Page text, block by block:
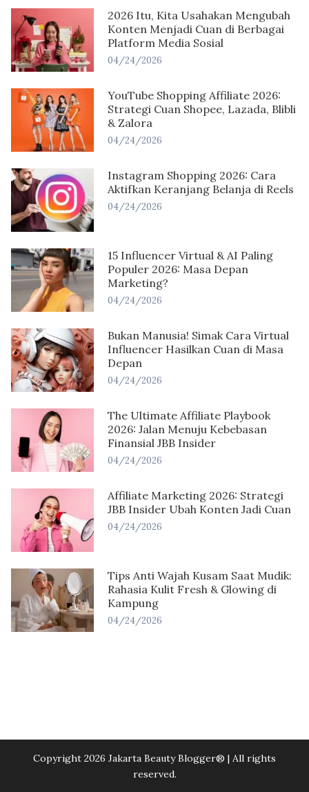
2026 Itu, Kita Usahakan Mengubah
Konten Menjadi Cuan di Berbagai
Platform Media Sosial
04/24/2026
YouTube Shopping Affiliate 2026:
Strategi Cuan Shopee, Lazada, Blibli
& Zalora
04/24/2026
Instagram Shopping 2026: Cara
Aktifkan Keranjang Belanja di Reels
04/24/2026
15 Influencer Virtual & AI Paling
Populer 2026: Masa Depan
Marketing?
04/24/2026
Bukan Manusia! Simak Cara Virtual
Influencer Hasilkan Cuan di Masa
Depan
04/24/2026
The Ultimate Affiliate Playbook
2026: Jalan Menuju Kebebasan
Finansial JBB Insider
04/24/2026
Affiliate Marketing 2026: Strategi
JBB Insider Ubah Konten Jadi Cuan
04/24/2026
Tips Anti Wajah Kusam Saat Mudik:
Rahasia Kulit Fresh & Glowing di
Kampung
04/24/2026
Copyright 2026 Jakarta Beauty Blogger®️ | All rights
reserved.